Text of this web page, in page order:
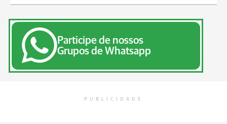
Participe de nossos
Grupos de Whatsapp
PUBLICIDADE